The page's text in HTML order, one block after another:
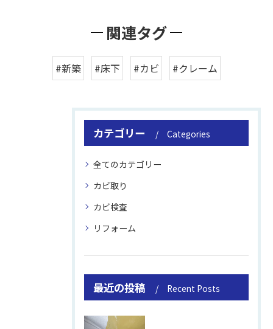
関連タグ
#新築 #床下 #カビ #クレーム
カテゴリー Categories
全てのカテゴリー
カビ取り
カビ検査
リフォーム
最近の投稿 Recent Posts